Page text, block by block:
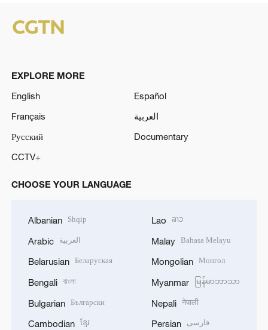
EXPLORE MORE
English
Español
Français
العربية
Русский
Documentary
CCTV+
CHOOSE YOUR LANGUAGE
Albanian Shqip
Arabic العربية
Belarusian Беларуская
Bengali বাংলা
Bulgarian Български
Cambodian ខ្មែរ
Lao ລາວ
Malay Bahasa Melayu
Mongolian Монгол
Myanmar မြန်မာဘာသာ
Nepali नेपाली
Persian فارسی